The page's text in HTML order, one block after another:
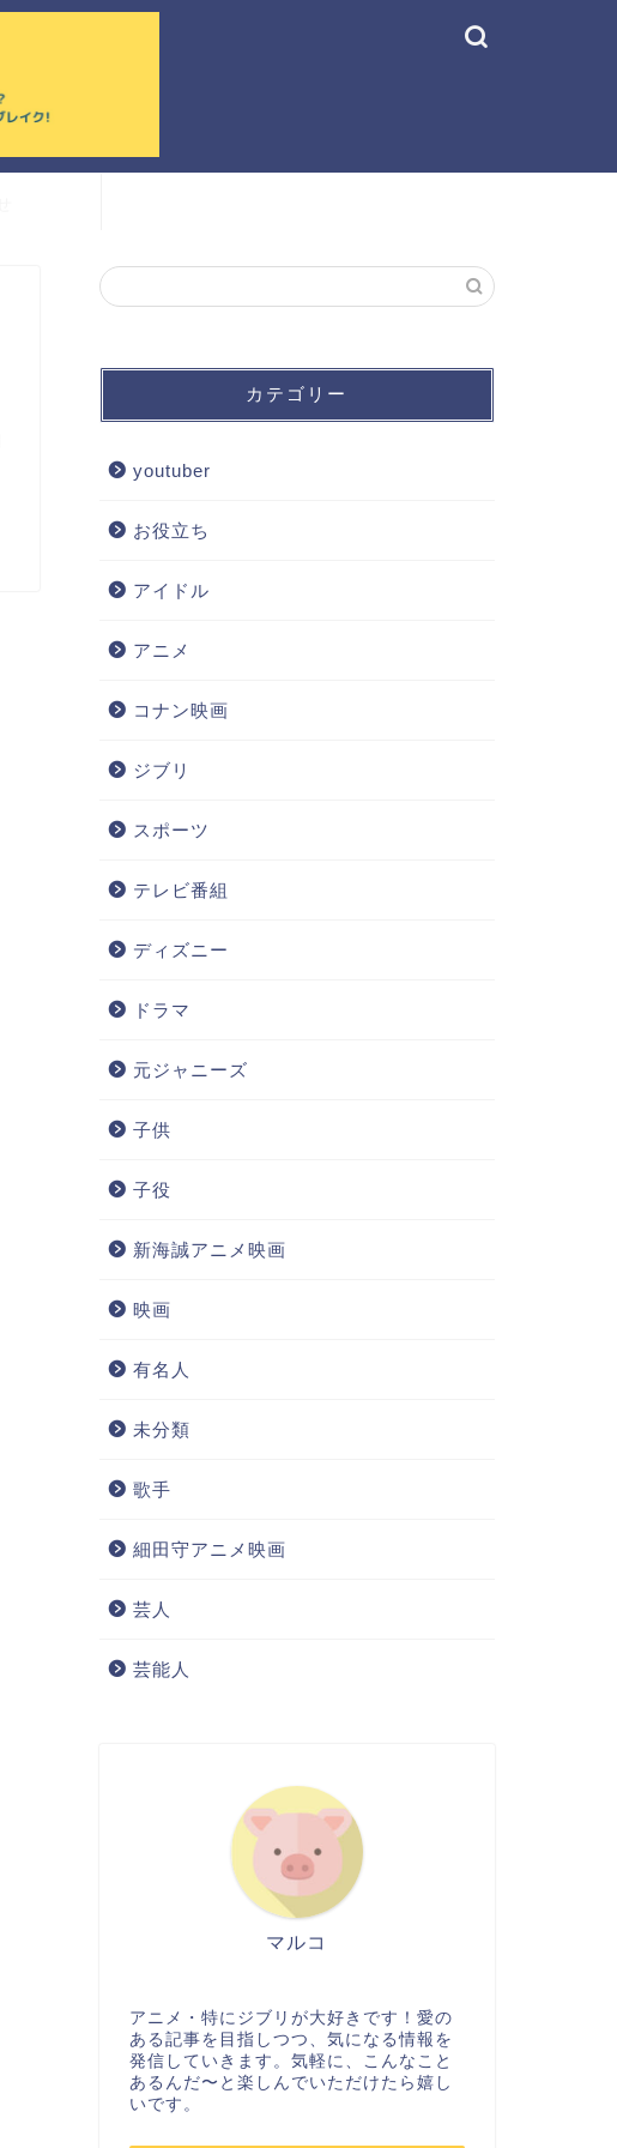
カテゴリー
youtuber
お役立ち
アイドル
アニメ
コナン映画
ジブリ
スポーツ
テレビ番組
ディズニー
ドラマ
元ジャニーズ
子供
子役
新海誠アニメ映画
映画
有名人
未分類
歌手
細田守アニメ映画
芸人
芸能人
マルコ
アニメ・特にジブリが大好きです！愛の
ある記事を目指しつつ、気になる情報を
発信していきます。気軽に、こんなこと
あるんだ〜と楽しんでいただけたら嬉し
いです。